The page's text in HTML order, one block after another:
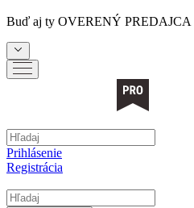
Buď aj ty OVERENÝ PREDAJCA
Prihlásenie
Registrácia